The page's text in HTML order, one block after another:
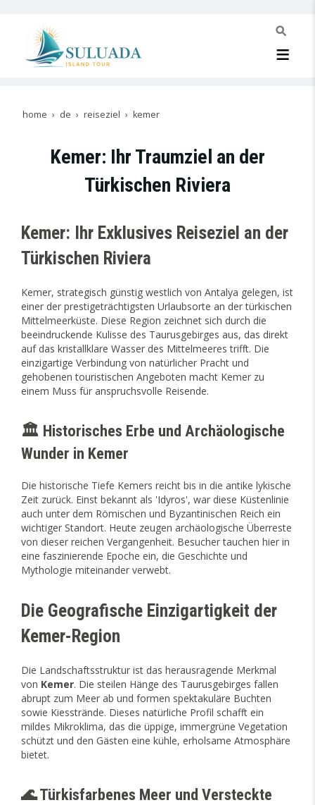
home de reiseziel kemer
Kemer: Ihr Traumziel an der
Türkischen Riviera
Kemer: Ihr Exklusives Reiseziel an der
Türkischen Riviera
Kemer, strategisch günstig westlich von Antalya gelegen, ist
einer der prestigeträchtigsten Urlaubsorte an der türkischen
Mittelmeerküste. Diese Region zeichnet sich durch die
beeindruckende Kulisse des Taurusgebirges aus, das direkt
auf das kristallklare Wasser des Mittelmeeres trifft. Die
einzigartige Verbindung von natürlicher Pracht und
gehobenen touristischen Angeboten macht Kemer zu
einem Muss für anspruchsvolle Reisende.
🏛️ Historisches Erbe und Archäologische
Wunder in Kemer
Die historische Tiefe Kemers reicht bis in die antike lykische
Zeit zurück. Einst bekannt als 'Idyros', war diese Küstenlinie
auch unter dem Römischen und Byzantinischen Reich ein
wichtiger Standort. Heute zeugen archäologische Überreste
von dieser reichen Vergangenheit. Besucher tauchen hier in
eine faszinierende Epoche ein, die Geschichte und
Mythologie miteinander verwebt.
Die Geografische Einzigartigkeit der
Kemer-Region
Die Landschaftsstruktur ist das herausragende Merkmal
von Kemer. Die steilen Hänge des Taurusgebirges fallen
abrupt zum Meer ab und formen spektakuläre Buchten
sowie Kiesstrände. Dieses natürliche Profil schafft ein
mildes Mikroklima, das die üppige, immergrüne Vegetation
schützt und den Gästen eine kühle, erholsame Atmosphäre
bietet.
🌊 Türkisfarbenes Meer und Versteckte